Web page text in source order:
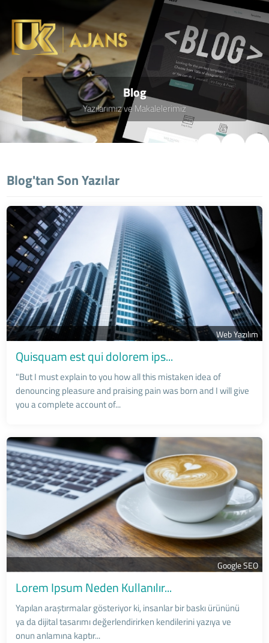
Blog
Yazılarımız ve Makalelerimiz
Blog'tan Son Yazılar
Web Yazılım
Quisquam est qui dolorem ips...
"But I must explain to you how all this mistaken idea of
denouncing pleasure and praising pain was born and I will give
you a complete account of...
Google SEO
Lorem Ipsum Neden Kullanılır...
Yapılan araştırmalar gösteriyor ki, insanlar bir baskı ürününü
ya da dijital tasarımı değerlendirirken kendilerini yazıya ve
onun anlamına kaptır...